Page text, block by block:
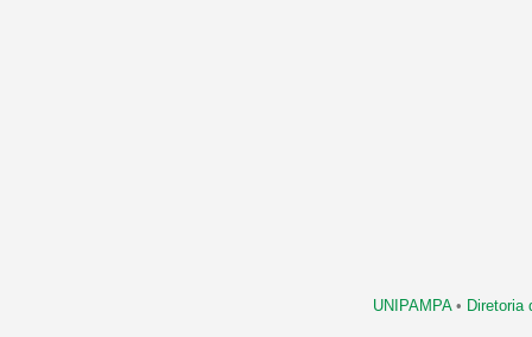
UNIPAMPA• Diretoria